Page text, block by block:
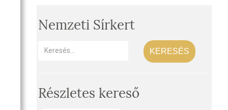
Nemzeti Sírkert
KERESÉS
Részletes kereső